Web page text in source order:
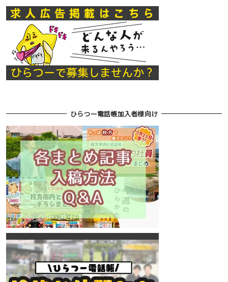
ひらつー電話帳加入者様向け